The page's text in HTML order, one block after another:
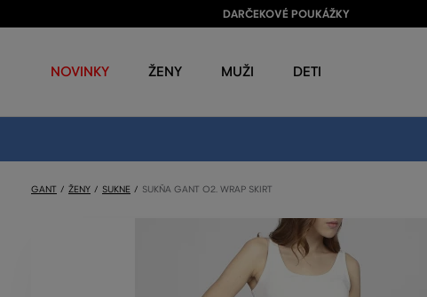
DARČEKOVÉ POUKÁŽKY
NOVINKY ŽENY MUŽI DETI
GANT ŽENY SUKNE SUKŇA GANT O2. WRAP SKIRT